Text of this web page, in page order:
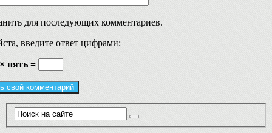
для последующих комментариев.
введите ответ цифрами:
пять =